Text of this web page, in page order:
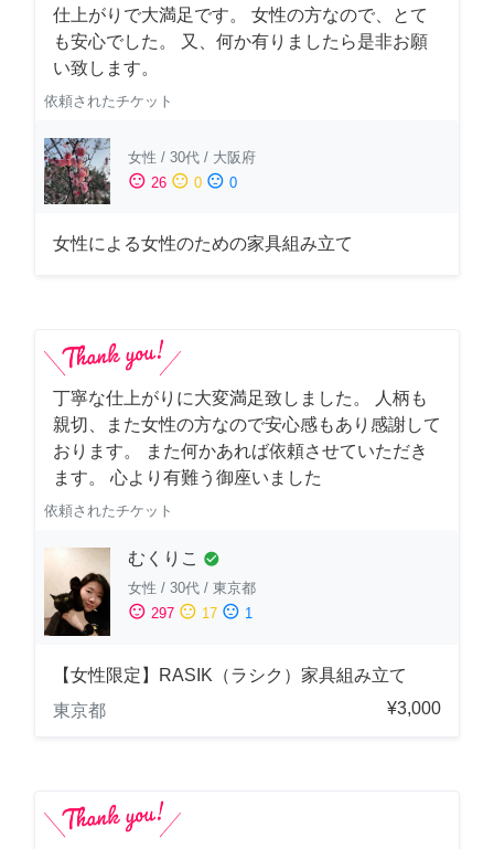
仕上がりで大満足です。 女性の方なので、とて
も安心でした。 又、何か有りましたら是非お願
い致します。
依頼されたチケット
女性 / 30代 / 大阪府
sentiment_satisfied 26 sentiment_neutral 0 sentiment_dissatisfied 0
女性による女性のための家具組み立て
丁寧な仕上がりに大変満足致しました。 人柄も
親切、また女性の方なので安心感もあり感謝して
おります。 また何かあれば依頼させていただき
ます。 心より有難う御座いました
依頼されたチケット
むくりこ check_circle
女性 / 30代 / 東京都
sentiment_satisfied 297 sentiment_neutral 17 sentiment_dissatisfied 1
【女性限定】RASIK（ラシク）家具組み立て
東京都
¥3,000